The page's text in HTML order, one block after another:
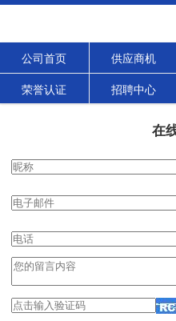
公司首页 供应商机
荣誉认证 招聘中心
在